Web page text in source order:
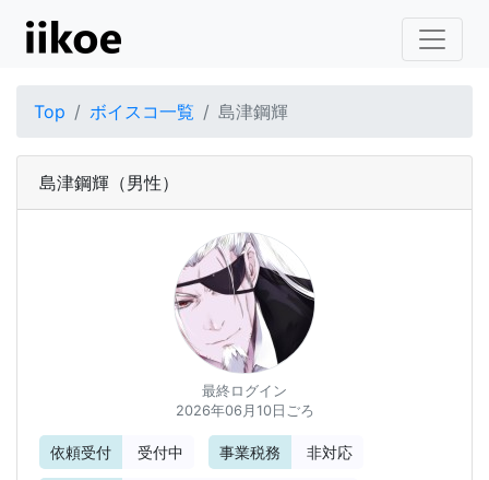
Top ボイスコ一覧 島津鋼輝
島津鋼輝 （男性）
最終ログイン
2026年06月10日ごろ
依頼受付 受付中 事業税務 非対応